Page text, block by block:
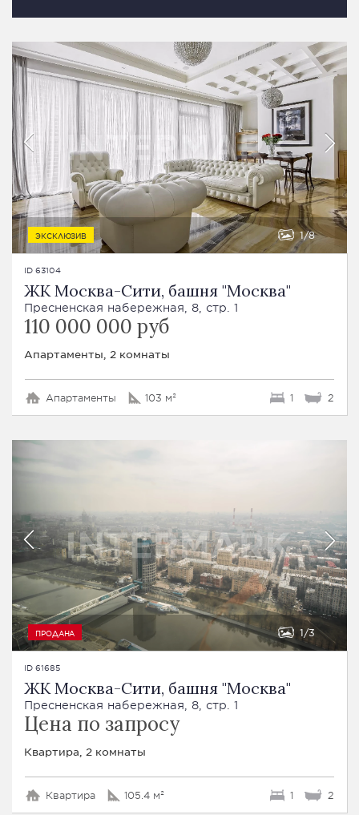
ЭКСКЛЮЗИВ 1 8
ID 63104
ЖК Москва-Сити, башня "Москва"
Пресненская набережная, 8, стр. 1
110 000 000 руб
Апартаменты, 2 комнаты
Апартаменты 103 м² 1 2
ПРОДАНА 1 3
ID 61685
ЖК Москва-Сити, башня "Москва"
Пресненская набережная, 8, стр. 1
Цена по запросу
Квартира, 2 комнаты
Квартира 105.4 м² 1 2